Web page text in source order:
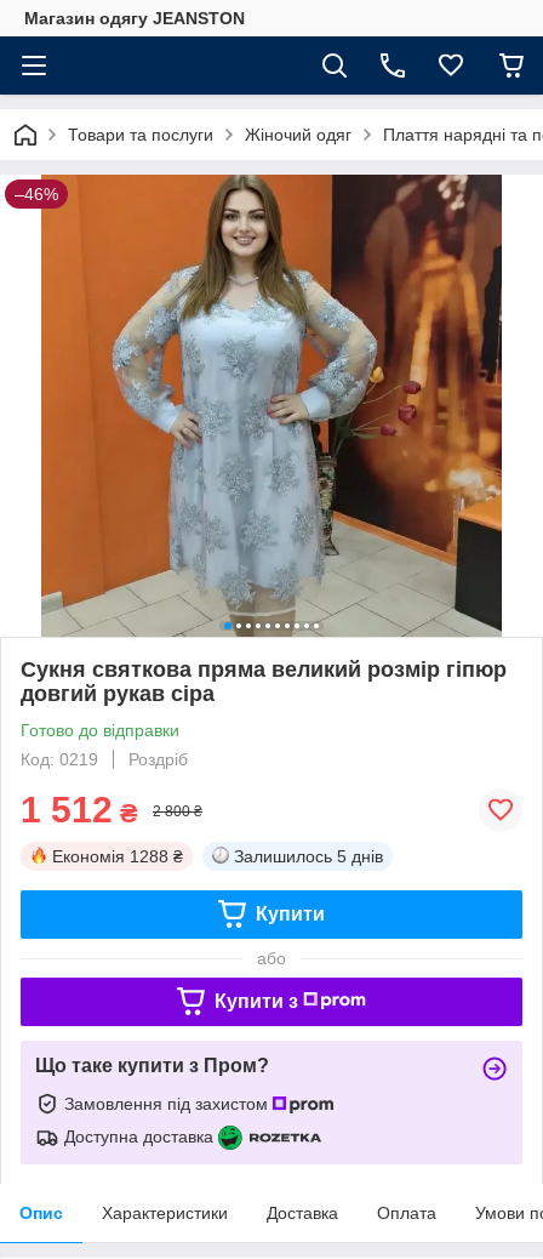
Магазин одягу JEANSTON
Товари та послуги Жіночий одяг Плаття нарядні та
–46%
Сукня святкова пряма великий розмір гіпюр
довгий рукав сіра
Готово до відправки
Код: 0219
Роздріб
1 512 ₴ 2 800 ₴
Економія 1288 ₴ Залишилось 5 днів
Купити
або
Купити з
Що таке купити з Пром?
Замовлення під захистом
Доступна доставка
Опис Характеристики Доставка Оплата Умови